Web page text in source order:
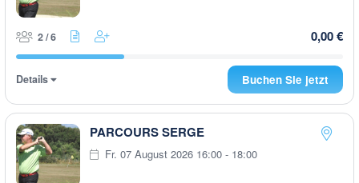
2 / 6 0,00 €
Details Buchen Sie jetzt
PARCOURS SERGE
Fr. 07 August 2026 16:00 - 18:00